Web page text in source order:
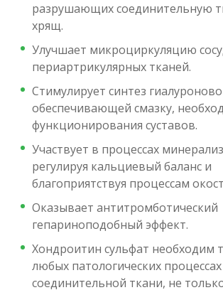
разрушающих соединительную
хрящ.
Улучшает микроциркуляцию
периартрикулярных тканей.
Стимулирует синтез
обеспечивающей смазку,
функционирования суставов.
Участвует в процессах
регулируя кальциевый баланс и
благоприятствуя процессам
Оказывает антитромботический
гепариноподобный эффект.
Хондроитин сульфат необходим
любых патологических процессах
соединительной ткани, не